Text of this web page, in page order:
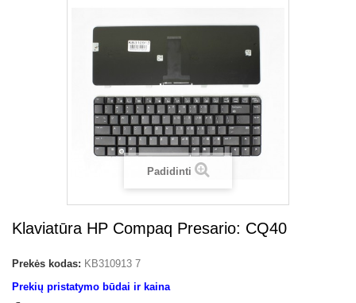
Padidinti
Klaviatūra HP Compaq Presario: CQ40
Prekės kodas: KB310913 7
Prekių pristatymo būdai ir kaina